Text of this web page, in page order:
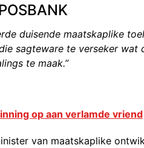
duisende maatskaplike
sagteware te verseker wat
te maak.”
op aan verlamde vriend
van maatskaplike